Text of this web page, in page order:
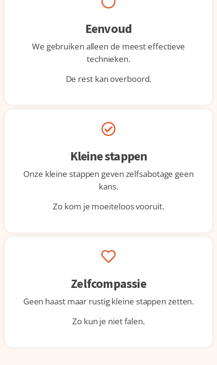
Eenvoud
We gebruiken alleen de meest effectieve
technieken.
De rest kan overboord.
Kleine stappen
Onze kleine stappen geven zelfsabotage geen
kans.
Zo kom je moeiteloos vooruit.
Zelfcompassie
Geen haast maar rustig kleine stappen zetten.
Zo kun je niet falen.